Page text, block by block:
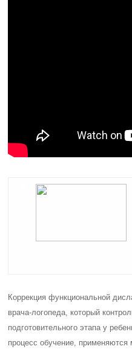
Коррекция функциональной
врача-логопеда, который
подготовительного этапа у
процесс обучение, применяются